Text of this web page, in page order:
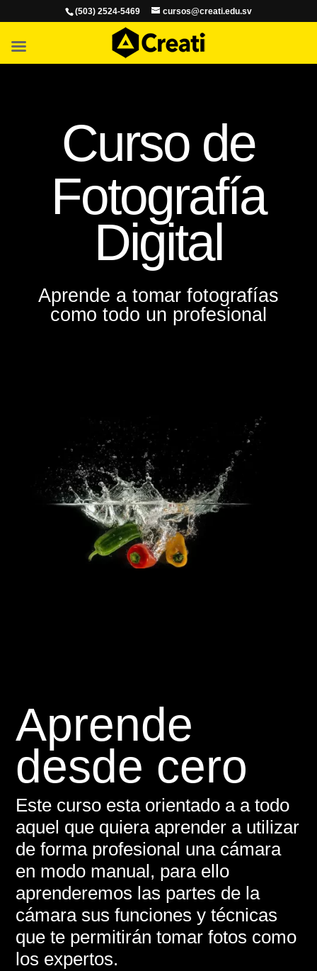
(503) 2524-5469 cursos@creati.edu.sv
Curso de
Fotografía
Digital
Aprende a tomar fotografías
como todo un profesional
Aprende
desde cero
Este curso esta orientado a a todo
aquel que quiera aprender a utilizar
de forma profesional una cámara
en modo manual, para ello
aprenderemos las partes de la
cámara sus funciones y técnicas
que te permitirán tomar fotos como
los expertos.